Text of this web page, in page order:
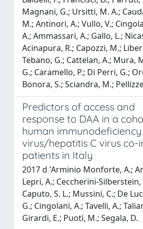
Magnani, G.; Ursitti, M. A.;
M.; Antinori, A.; Vullo, V.;
A.; Ammassari, A.; Gallo, L.;
Acinapura, R.; Capozzi, M.;
Tebano, G.; Cattelan, A.; Mura,
G.; Caramello, P.; Di Perri, G.;
Bonora, S.; Sciandra, M.;
Predictors of access and
response to DAA in a
human immunodeficiency
virus/hepatitis C virus co-
patients in Italy
2017 d 'Arminio Monforte, A.;
Lepri, A.; Ceccherini-Silberstein,
Caputo, S. L.; Mussini, C.; De
G.; Cingolani, A.; Tavelli, A.;
Girardi, E.; Puoti, M.; Segala, D.